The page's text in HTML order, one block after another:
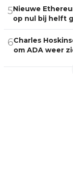
5Nieuwe
op nul bij helft
6Charles
om ADA weer